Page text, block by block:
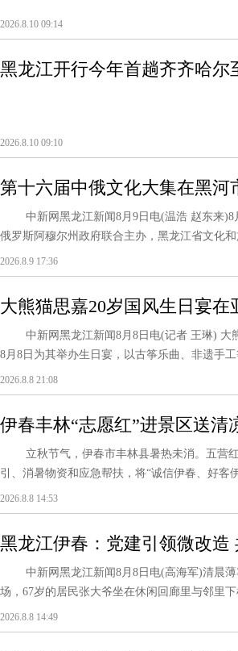
2026.8.10 09:14
黑龙江开行今年首趟齐齐哈尔
2026.8.10 09:10
第十六届中俄文化大集在黑河
中新网黑龙江新闻8月9日电(温浩 赵东来)8
俄罗斯阿穆尔州政府联合主办，黑龙江省文化
2026.8.9 17:36
大熊猫思嘉20岁国风生日宴在
中新网黑龙江新闻8月8日电(记者 王琳) 大熊
8月8日为其举办生日宴，以古筝乐曲、非遗手
2026.8.8 21:08
伊春丰林“志愿红”进景区送清
立秋节气，伊春市丰林县暑热未消。五营红
引、消暑物资和应急帮扶，将“诚信伊春、好
2026.8.8 14:53
黑龙江伊春：党建引领微改造
中新网黑龙江新闻8月8日电(高海军)清晨薄
场，67岁的居民张大爷坐在休闲回廊里与邻里
长....
2026.8.8 14:49